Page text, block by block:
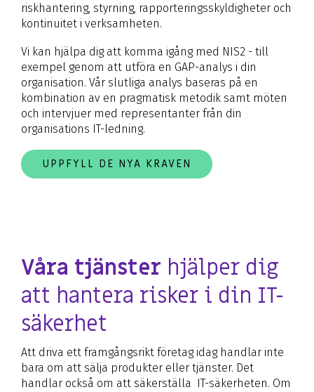
riskhantering, styrning, rapporteringsskyldigheter och
kontinuitet i verksamheten.
Vi kan hjälpa dig att komma igång med NIS2 - till
exempel genom att utföra en GAP-analys i din
organisation. Vår slutliga analys baseras på en
kombination av en pragmatisk metodik samt möten
och intervjuer med representanter från din
organisations IT-ledning.
UPPFYLL DE NYA KRAVEN
Våra tjänster hjälper dig
att hantera risker i din IT-
säkerhet
Att driva ett framgångsrikt företag idag handlar inte
bara om att sälja produkter eller tjänster. Det
handlar också om att säkerställa IT-säkerheten. Om